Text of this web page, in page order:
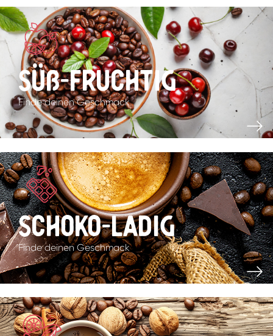
Süß-fruchtig
Finde deinen Geschmack
Schoko-ladig
Finde deinen Geschmack